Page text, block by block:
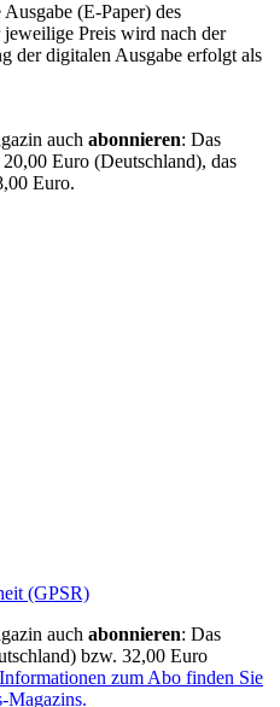
(E-Paper) des
Preis wird nach der
der digitalen Ausgabe erfolgt als
auch abonnieren: Das
Euro (Deutschland), das
Euro.
(GPSR)
auch abonnieren: Das
bzw. 32,00 Euro
zum Abo finden Sie
Magazins.